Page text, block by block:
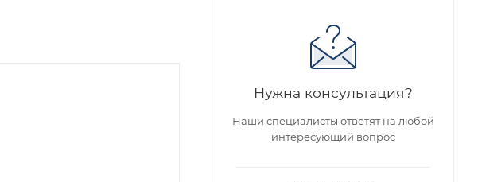
Нужна консультация?
Наши специалисты ответят на любой
интересующий вопрос